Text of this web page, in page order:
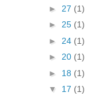
► 27 (1)
► 25 (1)
► 24 (1)
► 20 (1)
► 18 (1)
▼ 17 (1)